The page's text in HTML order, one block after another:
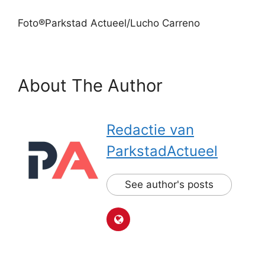
Foto®Parkstad Actueel/Lucho Carreno
About The Author
Redactie van
ParkstadActueel
See author's posts